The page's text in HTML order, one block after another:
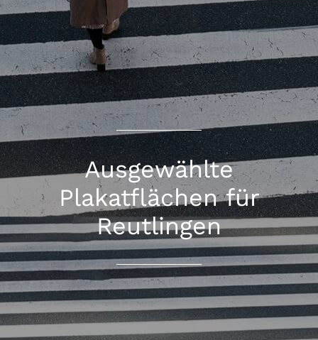
Ausgewählte
Plakatflächen für
Reutlingen